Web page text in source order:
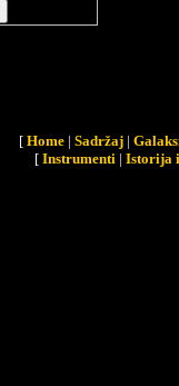
[ Home| Sadržaj|
[ Instrumenti | Istorija